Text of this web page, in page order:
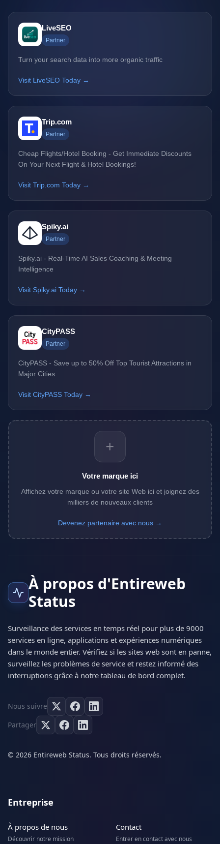
LiveSEO
Partner
Turn your search data into more organic traffic
Visit LiveSEO Today →
Trip.com
Partner
Cheap Flights/Hotel Booking - Get Immediate Discounts
On Your Next Flight & Hotel Bookings!
Visit Trip.com Today →
Spiky.ai
Partner
Spiky.ai - Real-Time AI Sales Coaching & Meeting
Intelligence
Visit Spiky.ai Today →
CityPASS
Partner
CityPASS - Save up to 50% Off Top Tourist Attractions in
Major Cities
Visit CityPASS Today →
+
Votre marque ici
Affichez votre marque ou votre site Web ici et joignez des
milliers de nouveaux clients
Devenez partenaire avec nous →
À propos d'Entireweb
Status
Surveillance des services en temps réel pour plus de 9000
services en ligne, applications et expériences numériques
dans le monde entier. Vérifiez si les sites web sont en panne,
surveillez les problèmes de service et restez informé des
interruptions grâce à notre tableau de bord complet.
Nous suivre
Partager
© 2026 Entireweb Status. Tous droits réservés.
Entreprise
À propos de nous
Découvrir notre mission
Contact
Entrer en contact avec nous